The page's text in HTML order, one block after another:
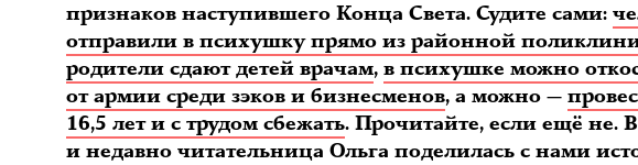
признаков наступившего Конца Света. Судите сами:
отправили в психушку прямо из районной
родители сдают детей врачам,в психушке можно
от армии среди зэков и бизнесменов, а можно —
16,5 лет и с трудом сбежать. Прочитайте, если ещё не.
и недавно читательница Ольга поделилась с нами